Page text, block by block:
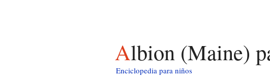
Albion (Maine)
Enciclopedia para niños